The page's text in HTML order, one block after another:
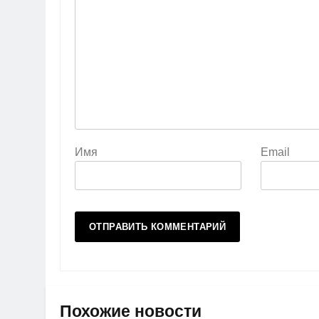
Имя Email
Похожие новости